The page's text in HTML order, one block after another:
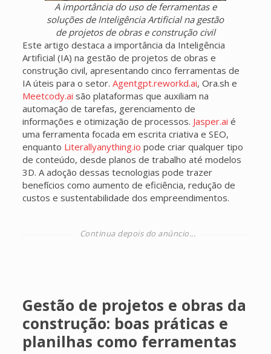
A importância do uso de ferramentas e
soluções de Inteligência Artificial na gestão
de projetos de obras e construção civil
Este artigo destaca a importância da Inteligência
Artificial (IA) na gestão de projetos de obras e
construção civil, apresentando cinco ferramentas de
IA úteis para o setor. Agentgpt.reworkd.ai, Ora.sh e
Meetcody.ai são plataformas que auxiliam na
automação de tarefas, gerenciamento de
informações e otimização de processos. Jasper.ai é
uma ferramenta focada em escrita criativa e SEO,
enquanto Literallyanything.io pode criar qualquer tipo
de conteúdo, desde planos de trabalho até modelos
3D. A adoção dessas tecnologias pode trazer
benefícios como aumento de eficiência, redução de
custos e sustentabilidade dos empreendimentos.
Gestão de projetos e obras da
construção: boas práticas e
planilhas como ferramentas